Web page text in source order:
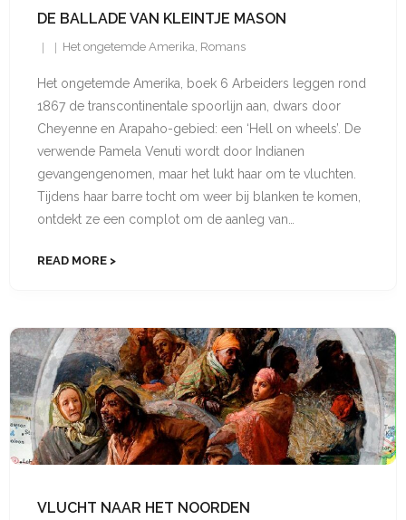
DE BALLADE VAN KLEINTJE MASON
Het ongetemde Amerika Romans
Het ongetemde Amerika, boek 6 Arbeiders leggen rond
1867 de trans­continentale spoorlijn aan, dwars door
Cheyenne en Arapaho-gebied: een ‘Hell on wheels’. De
verwende Pamela Venuti wordt door Indianen
gevangengenomen, maar het lukt haar om te vluchten.
Tijdens haar barre tocht om weer bij blanken te komen,
ontdekt ze een complot om de aanleg van…
READ MORE
VLUCHT NAAR HET NOORDEN